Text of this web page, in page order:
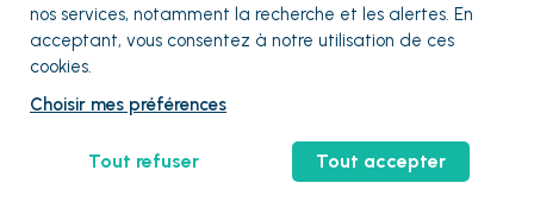
nos services, notamment la recherche et les alertes. En
acceptant, vous consentez à notre utilisation de ces
cookies.
Choisir mes préférences
Tout refuser Tout accepter